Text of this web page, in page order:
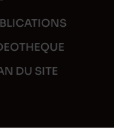
DU SITE